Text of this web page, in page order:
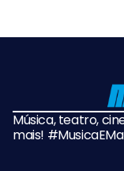
Música, teatro,
mais!